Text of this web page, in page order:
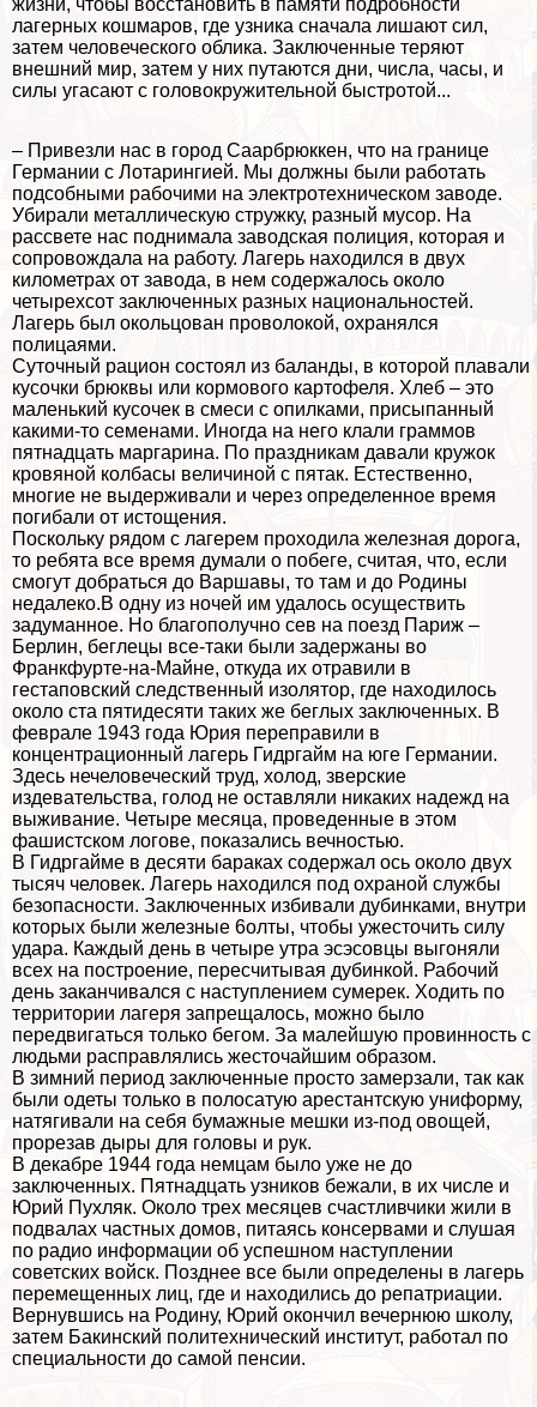
жизни, чтобы восстановить в памяти подробности
лагерных кошмаров, где узника сначала лишают сил,
затем человеческого облика. Заключенные теряют
внешний мир, затем у них путаются дни, числа, часы, и
силы угасают с головокружительной быстротой...
– Привезли нас в город Саарбрюккен, что на границе
Германии с Лотарингией. Мы должны были работать
подсобными рабочими на электротехническом заводе.
Убирали металлическую стружку, разный мусор. На
рассвете нас поднимала заводская полиция, которая и
сопровождала на работу. Лагерь находился в двух
километрах от завода, в нем содержалось около
четырехсот заключенных разных национальностей.
Лагерь был окольцован проволокой, охранялся
полицаями.
Суточный рацион состоял из баланды, в которой плавали
кусочки брюквы или кормового картофеля. Хлеб – это
маленький кусочек в смеси с опилками, присыпанный
какими-то семенами. Иногда на него клали граммов
пятнадцать маргарина. По праздникам давали кружок
кровяной колбасы величиной с пятак. Естественно,
многие не выдерживали и через определенное время
погибали от истощения.
Поскольку рядом с лагерем проходила железная дорога,
то ребята все время думали о побеге, считая, что, если
смогут добраться до Варшавы, то там и до Родины
недалеко.В одну из ночей им удалось осуществить
задуманное. Но благополучно сев на поезд Париж –
Берлин, беглецы все-таки были задержаны во
Франкфурте-на-Майне, откуда их отравили в
гестаповский следственный изолятор, где находилось
около ста пятидесяти таких же беглых заключенных. В
феврале 1943 года Юрия переправили в
концентрационный лагерь Гидргайм на юге Германии.
Здесь нечеловеческий труд, холод, зверские
издевательства, голод не оставляли никаких надежд на
выживание. Четыре месяца, проведенные в этом
фашистском логове, показались вечностью.
В Гидргайме в десяти баpaках содержал ось около двух
тысяч человек. Лагерь находился под охраной службы
безопасности. Заключенных избивали дубинками, внутри
которых были железные 6олты, чтобы ужесточить силу
удара. Каждый день в четыре утра эсэсовцы выгоняли
всех на построение, пересчитывая дубинкой. Рабочий
день заканчивался с наступлением сумерек. Ходить по
территории лагеря запрещалось, можно было
передвигаться только бегом. За малейшую провинность с
людьми расправлялись жесточайшим образом.
В зимний период заключенные просто замерзали, так как
были одеты только в полосатую арестантскую униформу,
натягивали на себя бумажные мешки из-под овощей,
прорезав дыры для головы и рук.
В декабре 1944 года немцам было уже не до
заключенных. Пятнадцать узников бежали, в их числе и
Юрий Пухляк. Около трех месяцев счастливчики жили в
подвалах частных домов, питаясь консервами и слушая
по радио информации об успешном наступлении
советских войск. Позднее все были определены в лагерь
перемещенных лиц, где и находились до репатриации.
Вернувшись на Родину, Юрий окончил вечернюю школу,
затем Бакинский политехнический институт, работал по
специальности до самой пенсии.